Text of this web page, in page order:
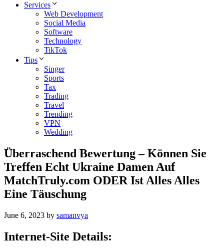
Services
Web Development
Social Media
Software
Technology
TikTok
Tips
Singer
Sports
Tax
Trading
Travel
Trending
VPN
Wedding
Überraschend Bewertung – Können Sie
Treffen Echt Ukraine Damen Auf
MatchTruly.com ODER Ist Alles Alles
Eine Täuschung
June 6, 2023 by samanvya
Internet-Site Details: